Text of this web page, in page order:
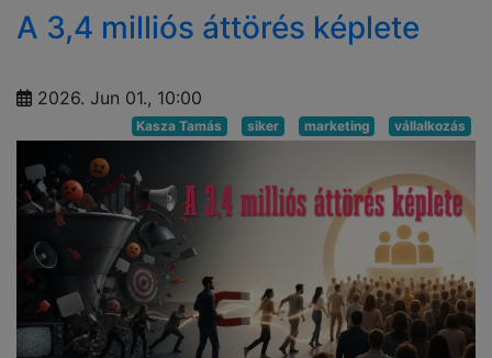
A 3,4 milliós áttörés képlete
2026. Jun 01., 10:00
Kasza Tamás siker marketing vállalkozás